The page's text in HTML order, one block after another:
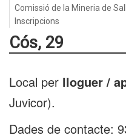
Comissió de la Mineria de
Inscripcions
Cós, 29
Local per lloguer /
Juvicor).
Dades de contacte: